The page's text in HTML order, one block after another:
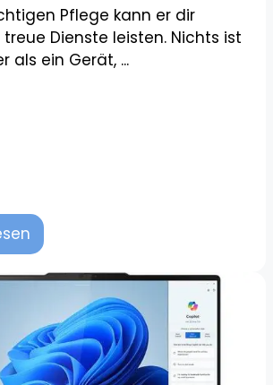
Pflege kann er dir
Dienste leisten. Nichts ist
als ein Gerät, ...